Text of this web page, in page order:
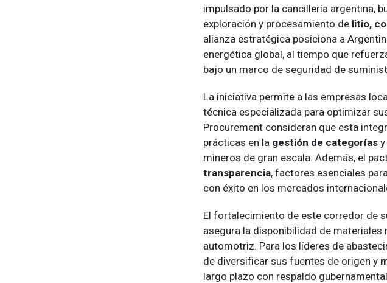
impulsado por la cancillería argentina,
exploración y procesamiento de litio,
alianza estratégica posiciona a
energética global, al tiempo que
bajo un marco de seguridad de
La iniciativa permite a las empresas
técnica especializada para optimizar
Procurement consideran que esta
prácticas en la gestión de categorías
mineros de gran escala. Además, el
transparencia, factores esenciales
con éxito en los mercados
El fortalecimiento de este corredor de
asegura la disponibilidad de
automotriz. Para los líderes de
de diversificar sus fuentes de origen y
largo plazo con respaldo